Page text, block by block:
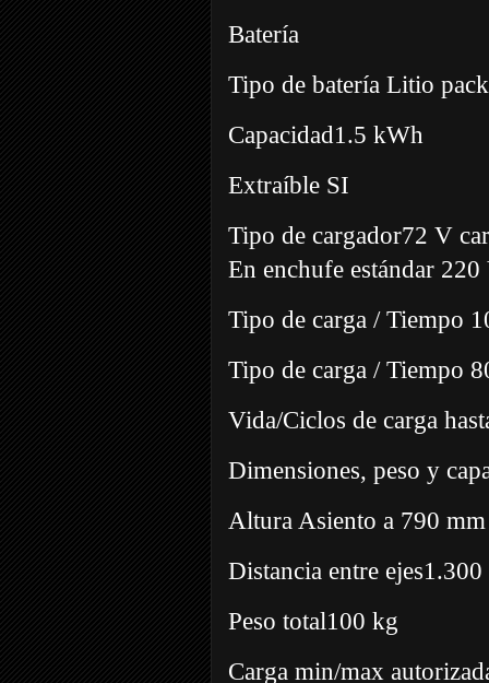
Batería
Tipo de batería Litio
Capacidad1.5 kWh
Extraíble SI
Tipo de cargador72 V
En enchufe estándar 220
Tipo de carga / Tiempo
Tipo de carga / Tiempo
Vida/Ciclos de carga
Dimensiones, peso y
Altura Asiento a 790 mm
Distancia entre
Peso total100 kg
Carga min/max